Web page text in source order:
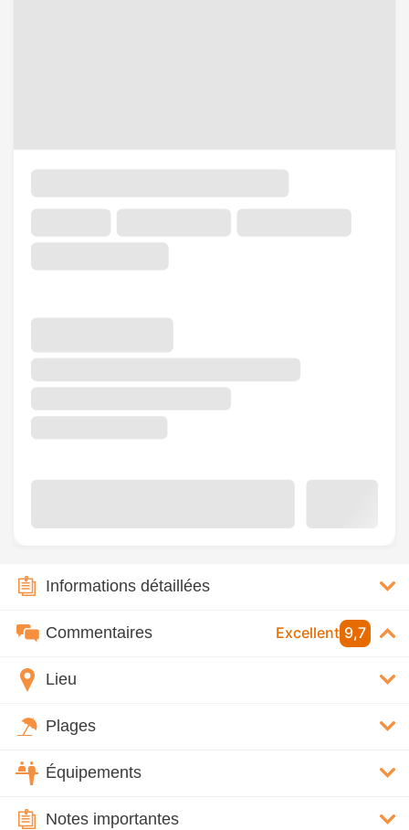
Informations détaillées
Commentaires Excellent 9,7
Lieu
Plages
Équipements
Notes importantes